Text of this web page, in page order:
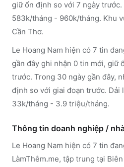
giữ ổn định so với 7 ngày
583k/tháng - 960k/tháng. Khu
Cần Thơ.
Le Hoang Nam hiện có 7 tin
gần đây ghi nhận 0 tin mới, giữ
trước. Trong 30 ngày gần đây,
định so với giai đoạn trước. Dải
33k/tháng - 3.9 triệu/tháng.
Thông tin doanh nghiệp /
Le Hoang Nam hiện có 7 tin
LàmThêm.me, tập trung tại